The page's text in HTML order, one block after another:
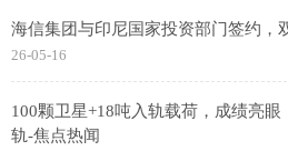
海信集团与印尼国家投资部门签约，
26-05-16
100颗卫星+18吨入轨载荷，成绩亮
轨-焦点热闻